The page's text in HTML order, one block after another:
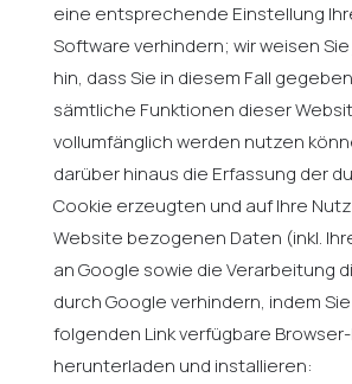
eine entsprechende Einstellung
Software verhindern; wir weisen
hin, dass Sie in diesem Fall
sämtliche Funktionen dieser
vollumfänglich werden nutzen
darüber hinaus die Erfassung der
Cookie erzeugten und auf Ihre
Website bezogenen Daten (inkl.
an Google sowie die Verarbeitung
durch Google verhindern, indem
folgenden Link verfügbare Browser-
herunterladen und installieren: